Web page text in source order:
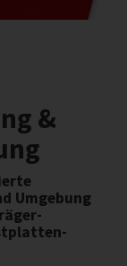
&
Umgebung